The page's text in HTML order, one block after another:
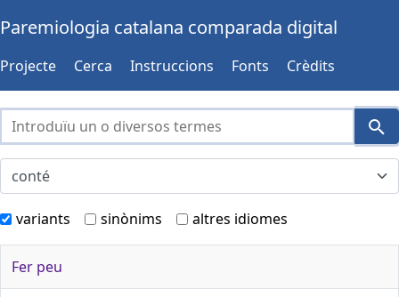
Paremiologia catalana comparada digital
Projecte Cerca Instruccions Fonts Crèdits
variants sinònims altres idiomes
Fer peu